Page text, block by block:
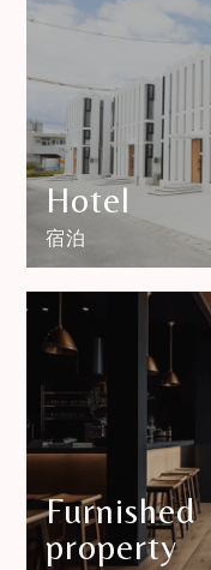
Hotel
宿泊
Furnished
property